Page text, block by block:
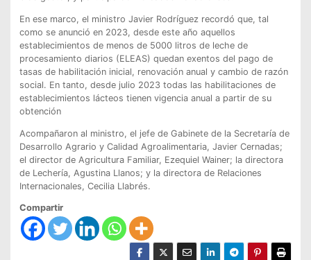
En ese marco, el ministro Javier Rodríguez recordó que, tal
como se anunció en 2023, desde este año aquellos
establecimientos de menos de 5000 litros de leche de
procesamiento diarios (ELEAS) quedan exentos del pago de
tasas de habilitación inicial, renovación anual y cambio de razón
social. En tanto, desde julio 2023 todas las habilitaciones de
establecimientos lácteos tienen vigencia anual a partir de su
obtención
Acompañaron al ministro, el jefe de Gabinete de la Secretaría de
Desarrollo Agrario y Calidad Agroalimentaria, Javier Cernadas;
el director de Agricultura Familiar, Ezequiel Wainer; la directora
de Lechería, Agustina Llanos; y la directora de Relaciones
Internacionales, Cecilia Llabrés.
Compartir